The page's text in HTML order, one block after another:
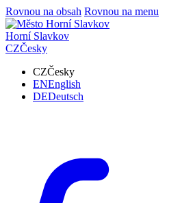
Rovnou na obsah Rovnou na menu
Horní Slavkov
CZČesky
CZČesky
ENEnglish
DEDeutsch